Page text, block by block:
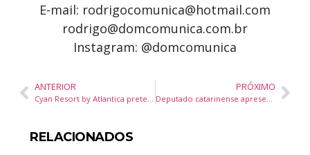
E-mail: rodrigocomunica@hotmail.com
rodrigo@domcomunica.com.br
Instagram: @domcomunica
ANTERIOR
Cyan Resort by Atlantica pretende ampliar conexão com trade turístico na ABAV Expo 2025
PRÓXIMO
Deputado catarinense apresenta modelo inovador de Parlamento participativo em cúpula global na Espanha
RELACIONADOS